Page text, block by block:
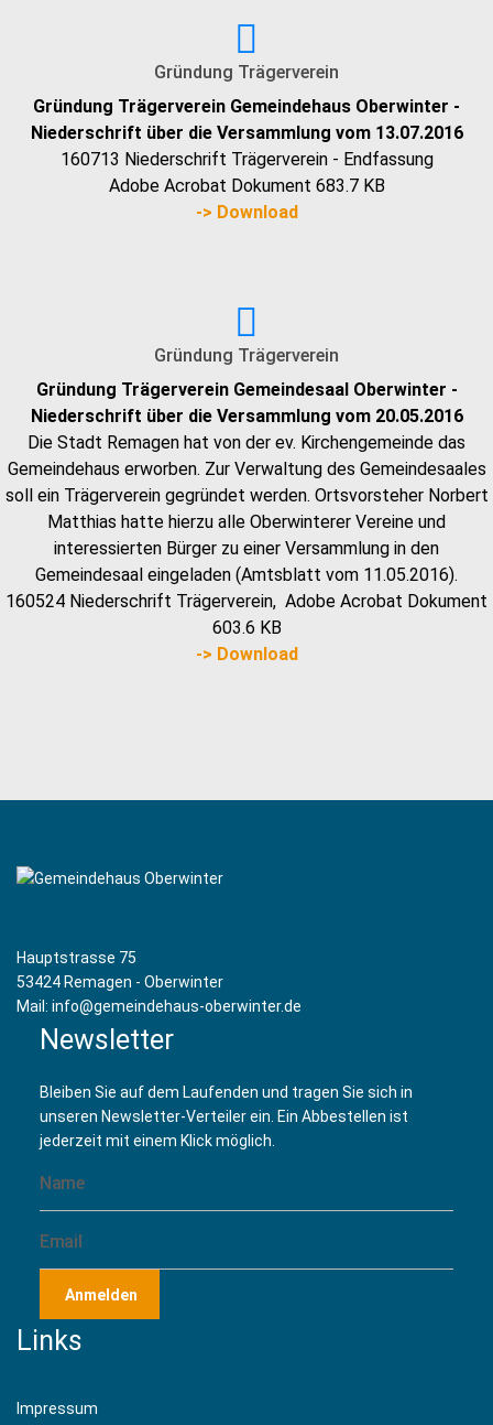
Gründung Trägerverein
Gründung Trägerverein Gemeindehaus Oberwinter -
Niederschrift über die Versammlung vom 13.07.2016
160713 Niederschrift Trägerverein - Endfassung
Adobe Acrobat Dokument 683.7 KB
-> Download
Gründung Trägerverein
Gründung Trägerverein Gemeindesaal Oberwinter -
Niederschrift über die Versammlung vom 20.05.2016
Die Stadt Remagen hat von der ev. Kirchengemeinde das
Gemeindehaus erworben. Zur Verwaltung des Gemeindesaales
soll ein Trägerverein gegründet werden. Ortsvorsteher Norbert
Matthias hatte hierzu alle Oberwinterer Vereine und
interessierten Bürger zu einer Versammlung in den
Gemeindesaal eingeladen (Amtsblatt vom 11.05.2016).
160524 Niederschrift Trägerverein, Adobe Acrobat Dokument
603.6 KB
-> Download
Hauptstrasse 75
53424 Remagen - Oberwinter
Mail: info@gemeindehaus-oberwinter.de
Newsletter
Bleiben Sie auf dem Laufenden und tragen Sie sich in
unseren Newsletter-Verteiler ein. Ein Abbestellen ist
jederzeit mit einem Klick möglich.
Anmelden
Links
Impressum